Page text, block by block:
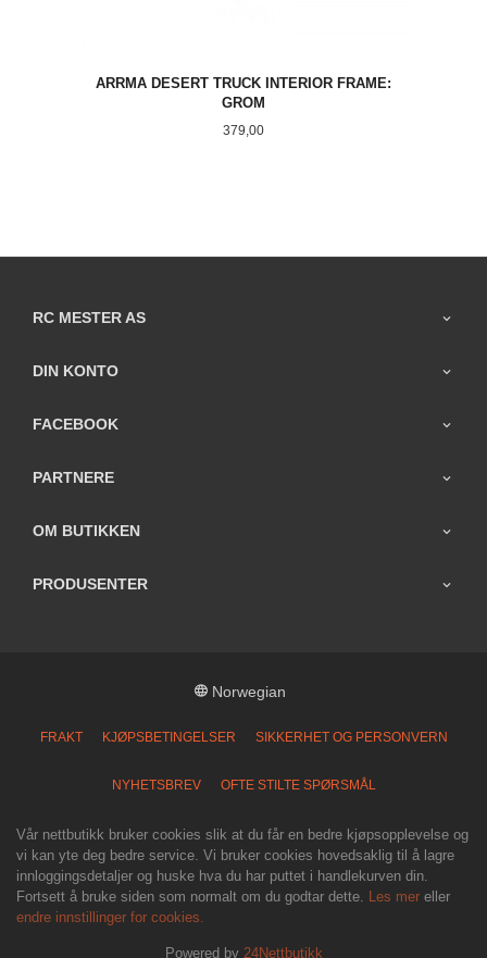
ARRMA DESERT TRUCK INTERIOR FRAME:
GROM
Pris
379,00
RC MESTER AS
DIN KONTO
FACEBOOK
PARTNERE
OM BUTIKKEN
PRODUSENTER
Norwegian
FRAKT KJØPSBETINGELSER SIKKERHET OG PERSONVERN
NYHETSBREV OFTE STILTE SPØRSMÅL
Vår nettbutikk bruker cookies slik at du får en bedre kjøpsopplevelse og
vi kan yte deg bedre service. Vi bruker cookies hovedsaklig til å lagre
innloggingsdetaljer og huske hva du har puttet i handlekurven din.
Fortsett å bruke siden som normalt om du godtar dette.
Les mer eller
endre innstillinger for cookies.
Powered by 24Nettbutikk